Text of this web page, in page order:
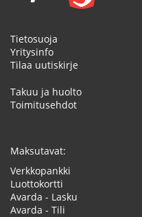
Tietosuoja
Yritysinfo
Tilaa uutiskirje
Takuu ja huolto
Toimitusehdot
Maksutavat:
Verkkopankki
Luottokortti
Avarda - Lasku
Avarda - Tili